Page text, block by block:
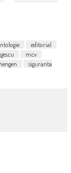
editorial
mcv
siguranta